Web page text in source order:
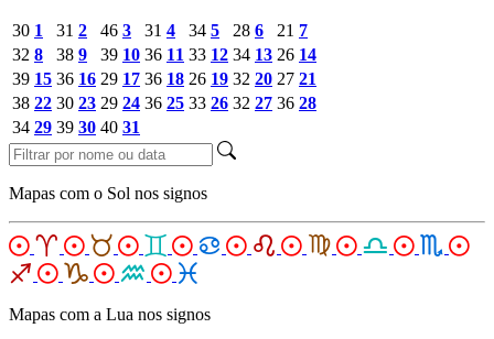
30 1 31 2 46 3 31 4 34 5 28 6 21 7
32 8 38 9 39 10 36 11 33 12 34 13 26 14
39 15 36 16 29 17 36 18 26 19 32 20 27 21
38 22 30 23 29 24 36 25 33 26 32 27 36 28
34 29 39 30 40 31
Mapas com o Sol nos signos
Mapas com a Lua nos signos